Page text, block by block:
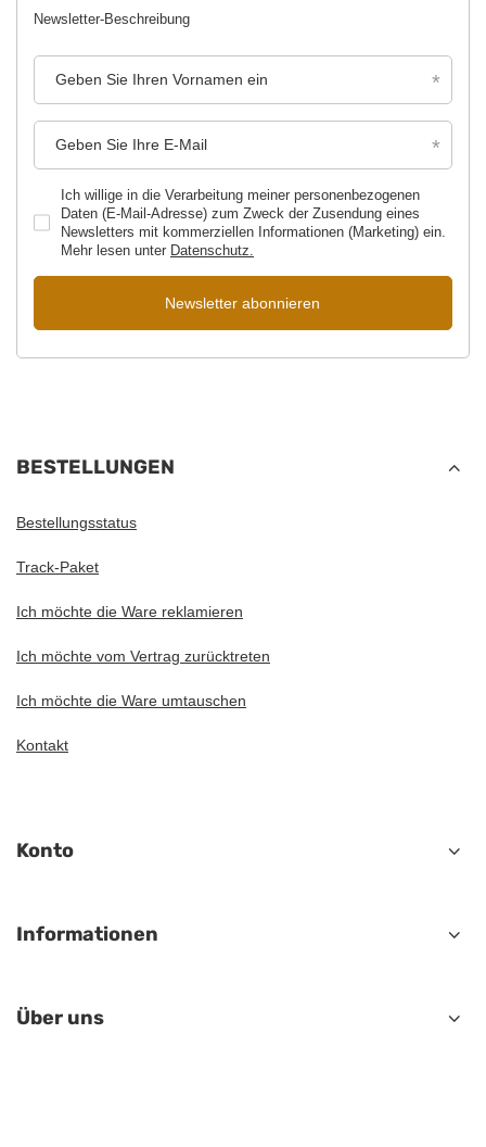
Newsletter-Beschreibung
Geben Sie Ihren Vornamen ein
Geben Sie Ihre E-Mail
Ich willige in die Verarbeitung meiner personenbezogenen
Daten (E-Mail-Adresse) zum Zweck der Zusendung eines
Newsletters mit kommerziellen Informationen (Marketing) ein.
Mehr lesen unter Datenschutz.
Newsletter abonnieren
BESTELLUNGEN
Bestellungsstatus
Track-Paket
Ich möchte die Ware reklamieren
Ich möchte vom Vertrag zurücktreten
Ich möchte die Ware umtauschen
Kontakt
Konto
Informationen
Über uns